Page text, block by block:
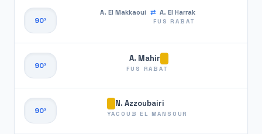
A. El Makkaoui ⇄ A. El Harrak
FUS RABAT
90'
A. Mahir
FUS RABAT
90'
90'
N. Azzoubairi
YACOUB EL MANSOUR